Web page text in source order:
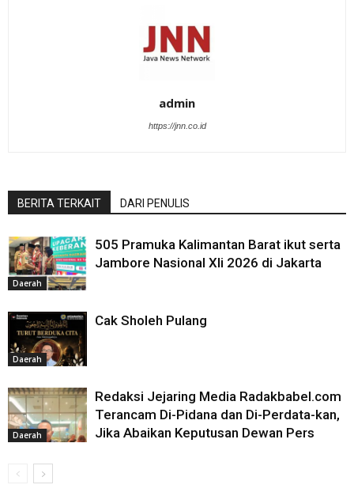
admin
https://jnn.co.id
BERITA TERKAIT DARI PENULIS
Daerah
505 Pramuka Kalimantan Barat ikut serta
Jambore Nasional XIi 2026 di Jakarta
Daerah
Cak Sholeh Pulang
Daerah
Redaksi Jejaring Media Radakbabel.com
Terancam Di-Pidana dan Di-Perdata-kan,
Jika Abaikan Keputusan Dewan Pers